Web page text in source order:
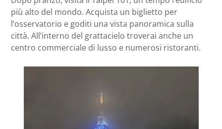
più alto del mondo. Acquista un biglietto per
l’osservatorio e goditi una vista panoramica sulla
città. All’interno del grattacielo troverai anche un
centro commerciale di lusso e numerosi ristoranti.